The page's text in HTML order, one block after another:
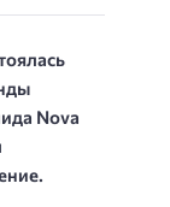
Nova